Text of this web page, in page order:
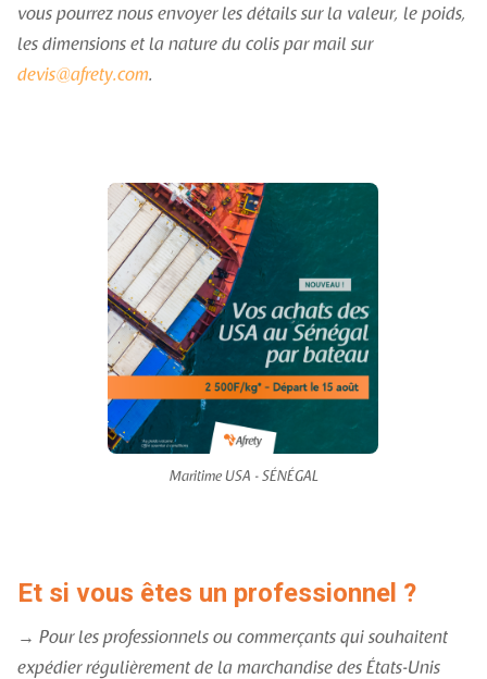
vous pourrez nous envoyer les détails sur la valeur, le poids,
les dimensions et la nature du colis par mail sur
devis@afrety.com.
Maritime USA - SÉNÉGAL
Et si vous êtes un professionnel ?
→ Pour les professionnels ou commerçants qui souhaitent
expédier régulièrement de la marchandise des États-Unis